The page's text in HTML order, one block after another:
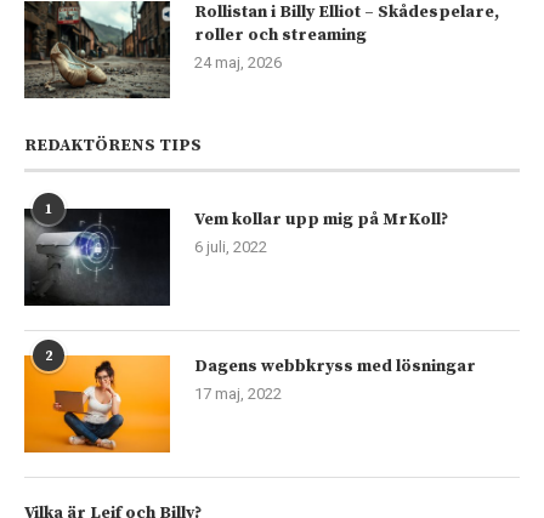
Rollistan i Billy Elliot – Skådespelare,
roller och streaming
24 maj, 2026
REDAKTÖRENS TIPS
1 Vem kollar upp mig på MrKoll?
6 juli, 2022
2 Dagens webbkryss med lösningar
17 maj, 2022
Vilka är Leif och Billy?